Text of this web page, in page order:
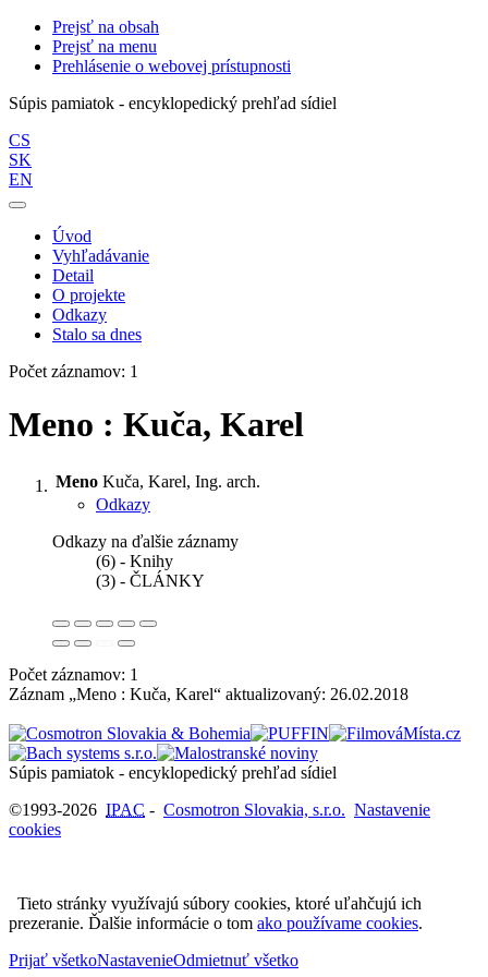
Prejsť na obsah
Prejsť na menu
Prehlásenie o webovej prístupnosti
Súpis pamiatok - encyklopedický prehľad sídiel
CS
SK
EN
Úvod
Vyhľadávanie
Detail
O projekte
Odkazy
Stalo sa dnes
Počet záznamov: 1
Meno : Kuča, Karel
Meno Kuča, Karel, Ing. arch.
Odkazy
Odkazy na ďalšie záznamy
(6) - Knihy
(3) - ČLÁNKY
Počet záznamov: 1
Záznam „Meno : Kuča, Karel“ aktualizovaný: 26.02.2018
Súpis pamiatok - encyklopedický prehľad sídiel
©1993-2026 IPAC - Cosmotron Slovakia, s.r.o. Nastavenie
cookies
Tieto stránky využívajú súbory cookies, ktoré uľahčujú ich
prezeranie. Ďalšie informácie o tom ako používame cookies.
Prijať všetkoNastavenieOdmietnuť všetko